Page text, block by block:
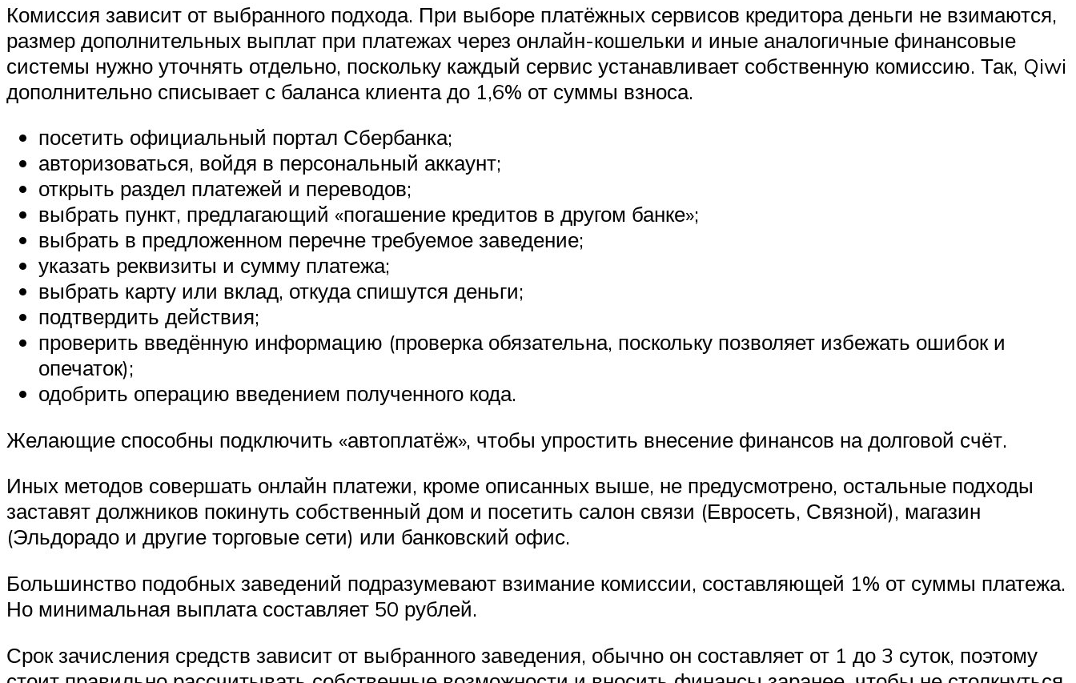
Комиссия зависит от выбранного подхода. При выборе платёжных сервисов кредитора деньги не взимаются,
размер дополнительных выплат при платежах через онлайн-кошельки и иные аналогичные финансовые
системы нужно уточнять отдельно, поскольку каждый сервис устанавливает собственную комиссию. Так, Qiwi
дополнительно списывает с баланса клиента до 1,6% от суммы взноса.
посетить официальный портал Сбербанка;
авторизоваться, войдя в персональный аккаунт;
открыть раздел платежей и переводов;
выбрать пункт, предлагающий «погашение кредитов в другом банке»;
выбрать в предложенном перечне требуемое заведение;
указать реквизиты и сумму платежа;
выбрать карту или вклад, откуда спишутся деньги;
подтвердить действия;
проверить введённую информацию (проверка обязательна, поскольку позволяет избежать ошибок и
опечаток);
одобрить операцию введением полученного кода.
Желающие способны подключить «автоплатёж», чтобы упростить внесение финансов на долговой счёт.
Иных методов совершать онлайн платежи, кроме описанных выше, не предусмотрено, остальные подходы
заставят должников покинуть собственный дом и посетить салон связи (Евросеть, Связной), магазин
(Эльдорадо и другие торговые сети) или банковский офис.
Большинство подобных заведений подразумевают взимание комиссии, составляющей 1% от суммы платежа.
Но минимальная выплата составляет 50 рублей.
Срок зачисления средств зависит от выбранного заведения, обычно он составляет от 1 до 3 суток, поэтому